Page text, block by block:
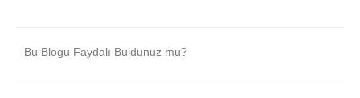
Bu Blogu Faydalı Buldunuz mu?